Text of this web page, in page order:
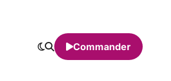
Commander